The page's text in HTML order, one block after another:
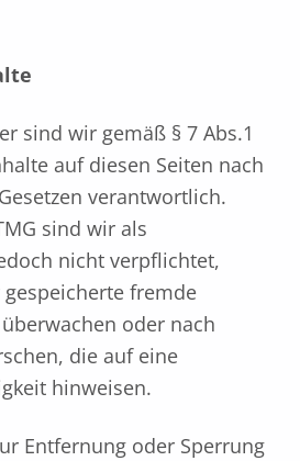
sind wir gemäß § 7 Abs.1
auf diesen Seiten nach
verantwortlich.
sind wir als
nicht verpflichtet,
fremde
oder nach
die auf eine
hinweisen.
Entfernung oder Sperrung